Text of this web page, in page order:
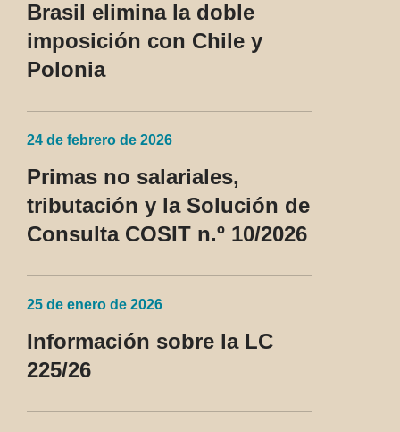
Brasil elimina la doble
imposición con Chile y
Polonia
24 de febrero de 2026
Primas no salariales,
tributación y la Solución de
Consulta COSIT n.º 10/2026
25 de enero de 2026
Información sobre la LC
225/26